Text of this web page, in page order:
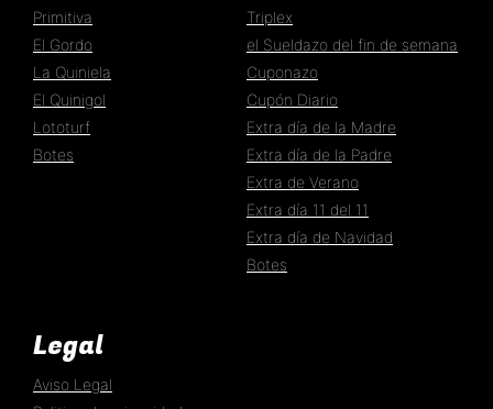
Primitiva
El Gordo
La Quiniela
El Quinigol
Lototurf
Botes
Triplex
el Sueldazo del fin de semana
Cuponazo
Cupón Diario
Extra día de la Madre
Extra día de la Padre
Extra de Verano
Extra día 11 del 11
Extra día de Navidad
Botes
Legal
Aviso Legal